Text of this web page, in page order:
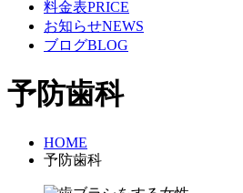
料金表PRICE
お知らせNEWS
ブログBLOG
予防歯科
HOME
予防歯科